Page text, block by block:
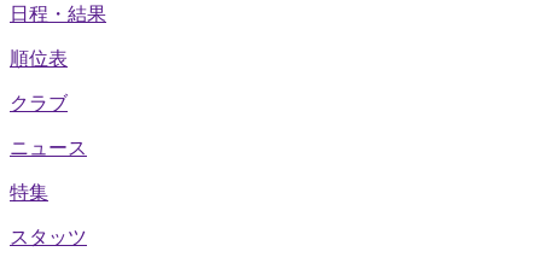
日程・結果
順位表
クラブ
ニュース
特集
スタッツ